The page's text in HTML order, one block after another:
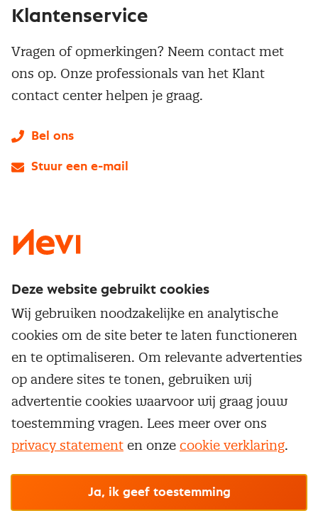
Service & contact
Over inkoop
Netwerk en communities
Aanmelden nieuwsbrief
Word lid van Nevi
Inkoop vacatures
Opzeggen lidmaatschap
Populaire thema's
Aanbesteden
Contractmanagement
Kostenmanagement
Onderhandelen
Supply management
Opleidingen en trainingen
Trainingen
Opleidingen
Maatwerk
Vrijstellingen
Klantenservice
Vragen of opmerkingen? Neem contact met
ons op. Onze professionals van het Klant
contact center helpen je graag.
Bel ons
Stuur een e-mail
Cookievoorkeuren beherenOnzealgemene
© Nevi.nl
Deze website gebruikt cookies
Wij gebruiken noodzakelijke en analytische
cookies om de site beter te laten functioneren
en te optimaliseren. Om relevante advertenties
op andere sites te tonen, gebruiken wij
advertentie cookies waarvoor wij graag jouw
toestemming vragen. Lees meer over ons
privacy statement en onze cookie verklaring.
Ja, ik geef toestemming